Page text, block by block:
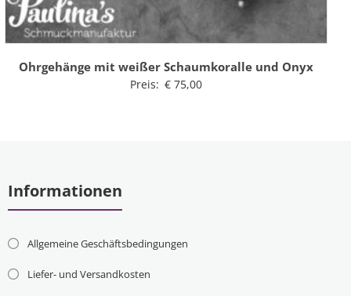
Ohrgehänge mit weißer Schaumkoralle und Onyx
Preis: €75,00
Informationen
Allgemeine Geschäftsbedingungen
Liefer- und Versandkosten